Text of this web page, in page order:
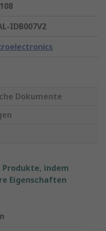
IDB007V2
Dokumente
Produkte, indem
Eigenschaften